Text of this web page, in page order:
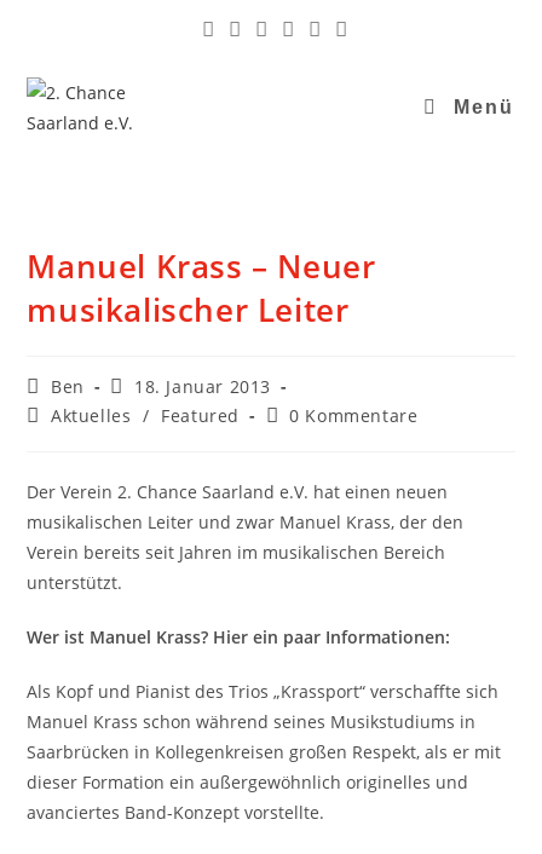
Menü
Manuel Krass – Neuer
musikalischer Leiter
Ben
18. Januar 2013
Aktuelles / Featured 0 Kommentare
Der Verein 2. Chance Saarland e.V. hat einen neuen
musikalischen Leiter und zwar Manuel Krass, der den
Verein bereits seit Jahren im musikalischen Bereich
unterstützt.
Wer ist Manuel Krass? Hier ein paar Informationen:
Als Kopf und Pianist des Trios „Krassport“ verschaffte sich
Manuel Krass schon während seines Musikstudiums in
Saarbrücken in Kollegenkreisen großen Respekt, als er mit
dieser Formation ein außergewöhnlich originelles und
avanciertes Band-Konzept vorstellte.